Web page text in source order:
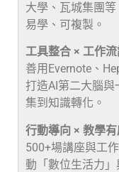
大學、瓦城集團
易學、可複製。
工具整合 × 工作流
善用Evernote、
打造AI第二大腦
集到知識轉化。
行動導向 × 教學有
500+場講座與工
動「數位生活力」